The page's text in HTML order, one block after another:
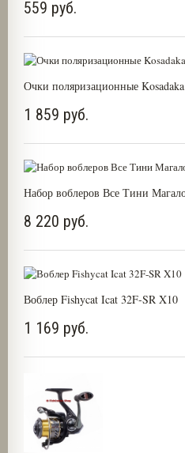
559 руб.
Очки поляризационные
1 859 руб.
Набор воблеров Все Тини
8 220 руб.
Воблер Fishycat Icat 32F-SR X10
1 169 руб.